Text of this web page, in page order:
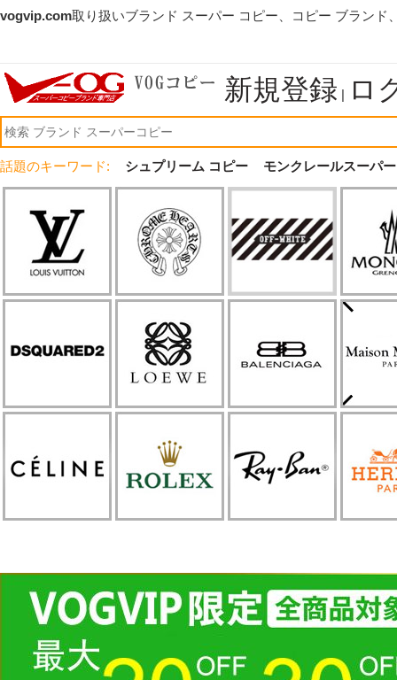
vogvip.com取り扱いブランド スーパー コピー、コピー ブランド
新規登録 | ロ
話題のキーワード: シュプリーム コピー モンクレールスーパ